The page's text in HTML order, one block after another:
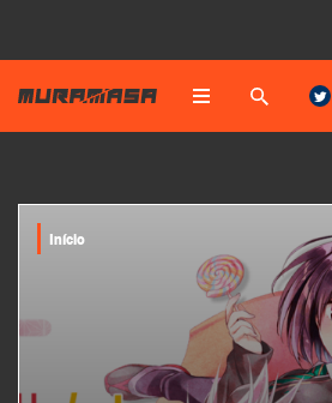
Início